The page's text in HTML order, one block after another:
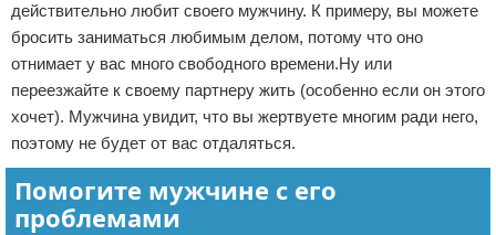
действительно любит своего мужчину. К примеру, вы можете
бросить заниматься любимым делом, потому что оно
отнимает у вас много свободного времени.Ну или
переезжайте к своему партнеру жить (особенно если он этого
хочет). Мужчина увидит, что вы жертвуете многим ради него,
поэтому не будет от вас отдаляться.
Помогите мужчине с его
проблемами